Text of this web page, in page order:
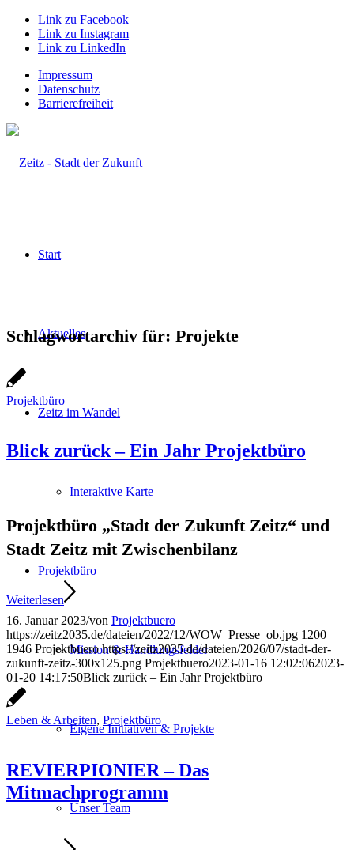
Link zu Facebook
Link zu Instagram
Link zu LinkedIn
Impressum
Datenschutz
Barrierefreiheit
Start
Aktuelles
Zeitz im Wandel
Interaktive Karte
Projektbüro
Mission & Handlungsfelder
Eigene Initiativen & Projekte
Unser Team
Schlagwortarchiv für: Projekte
Projektbüro
Blick zurück – Ein Jahr Projektbüro
Projektbüro „Stadt der Zukunft Zeitz“ und
Stadt Zeitz mit Zwischenbilanz
Weiterlesen
16. Januar 2023/von Projektbuero
https://zeitz2035.de/dateien/2022/12/WOW_Presse_ob.jpg 1200
1946 Projektbuero https://zeitz2035.de/dateien/2026/07/stadt-der-
zukunft-zeitz-300x125.png Projektbuero2023-01-16 12:02:062023-
01-20 14:17:50Blick zurück – Ein Jahr Projektbüro
Leben & Arbeiten, Projektbüro
REVIERPIONIER – Das
Mitmachprogramm